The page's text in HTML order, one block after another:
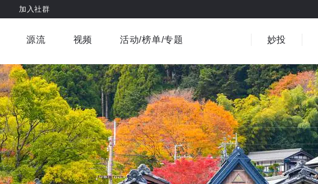
加入社群
车与出行 商业消费 社会文化 金融财经 出海
健康 书影音 医疗 3C数码 观点
源流 视频
虎嗅视界 视频精选
活动/榜单/专题 妙投